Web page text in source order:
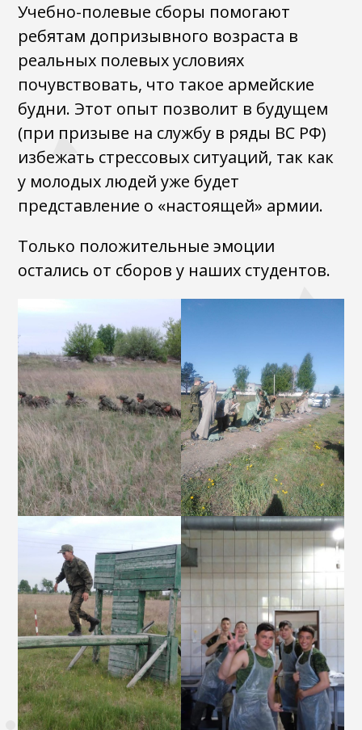
Учебно-полевые сборы помогают
ребятам допризывного возраста в
реальных полевых условиях
почувствовать, что такое армейские
будни. Этот опыт позволит в будущем
(при призыве на службу в ряды ВС РФ)
избежать стрессовых ситуаций, так как
у молодых людей уже будет
представление о «настоящей» армии.
Только положительные эмоции
остались от сборов у наших студентов.